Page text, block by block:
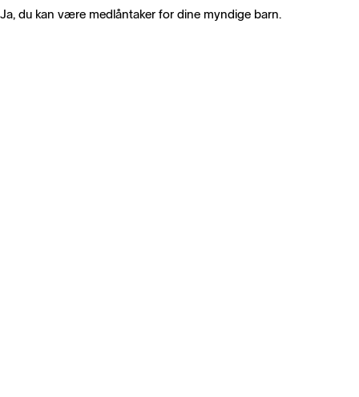
Ja, du kan være medlåntaker for dine myndige barn.